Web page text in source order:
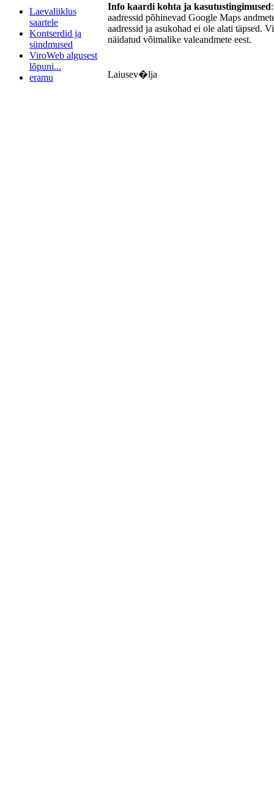
Laevaliiklus
saartele
Kontserdid ja
sündmused
ViroWeb algusest
lõpuni...
eramu
Info kaardi kohta ja kasutustingimused
aadressid põhinevad Google Maps
aadressid ja asukohad ei ole alati täpsed.
näidatud võimalike valeandmete eest.
Laiusev�lja